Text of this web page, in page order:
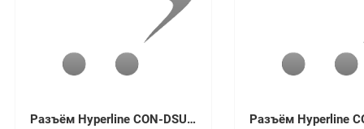
Разъём Hyperline CON-DSUB9-M-SLD